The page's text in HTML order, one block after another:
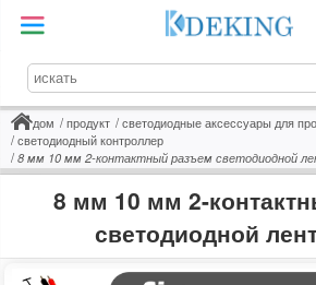
дом продукт
светодиодные аксессуары для
светодиодный контроллер
8 мм 10 мм 2-контактный разъем светодиодной
8 мм 10 мм 2-
светодиодной